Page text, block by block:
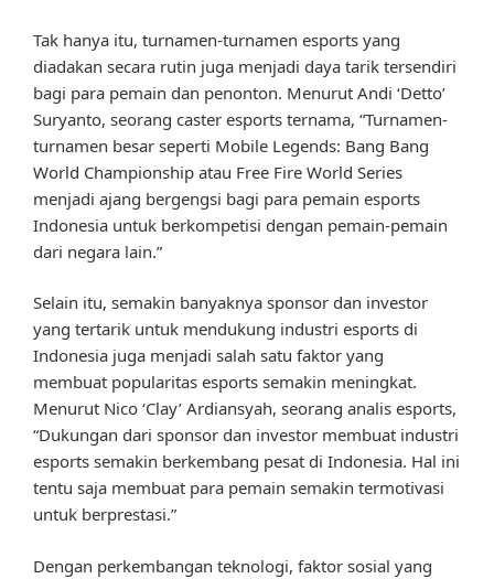
Tak hanya itu, turnamen-turnamen esports yang
diadakan secara rutin juga menjadi daya tarik tersendiri
bagi para pemain dan penonton. Menurut Andi ‘Detto’
Suryanto, seorang caster esports ternama, “Turnamen-
turnamen besar seperti Mobile Legends: Bang Bang
World Championship atau Free Fire World Series
menjadi ajang bergengsi bagi para pemain esports
Indonesia untuk berkompetisi dengan pemain-pemain
dari negara lain.”
Selain itu, semakin banyaknya sponsor dan investor
yang tertarik untuk mendukung industri esports di
Indonesia juga menjadi salah satu faktor yang
membuat popularitas esports semakin meningkat.
Menurut Nico ‘Clay’ Ardiansyah, seorang analis esports,
“Dukungan dari sponsor dan investor membuat industri
esports semakin berkembang pesat di Indonesia. Hal ini
tentu saja membuat para pemain semakin termotivasi
untuk berprestasi.”
Dengan perkembangan teknologi, faktor sosial yang